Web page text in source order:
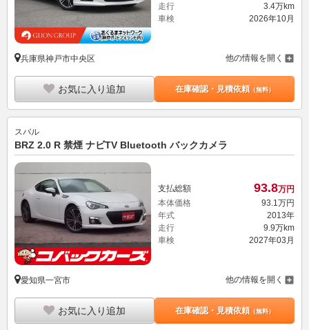
走行
3.4万km
車検
2026年10月
兵庫県神戸市中央区 他の情報を開く
お気に入り追加 在庫確認・見積依頼（無料）
スバル
BRZ 2.0 R 禁煙 ナビTV Bluetooth バックカメラ
支払総額 93.8万円
本体価格
93.1万円
年式
2013年
走行
9.9万km
車検
2027年03月
愛知県一宮市 他の情報を開く
お気に入り追加 在庫確認・見積依頼（無料）